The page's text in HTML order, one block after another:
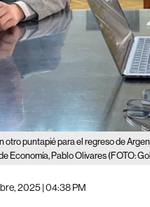
puntapié para el regreso de
Economía, Pablo Olivares (FOTO:
2025 | 04:38 PM